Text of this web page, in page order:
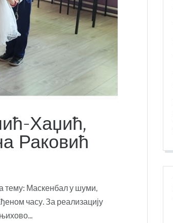
Хаџић,
Раковић
тему: Маскенбал у шуми,
часу. За реализацију